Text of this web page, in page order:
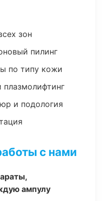
зон
пилинг
по типу кожи
плазмолифтинг
и подология
с нами
ампулу